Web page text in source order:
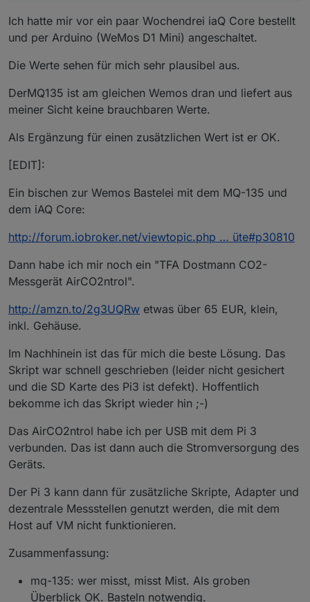
Ich hatte mir vor ein paar Wochendrei iaQ Core bestellt
und per Arduino (WeMos D1 Mini) angeschaltet.
Die Werte sehen für mich sehr plausibel aus.
DerMQ135 ist am gleichen Wemos dran und liefert aus
meiner Sicht keine brauchbaren Werte.
Als Ergänzung für einen zusätzlichen Wert ist er OK.
[EDIT]:
Ein bischen zur Wemos Bastelei mit dem MQ-135 und
dem iAQ Core:
http://forum.iobroker.net/viewtopic.php … üte#p30810
Dann habe ich mir noch ein "TFA Dostmann CO2-
Messgerät AirCO2ntrol".
http://amzn.to/2g3UQRw etwas über 65 EUR, klein,
inkl. Gehäuse.
Im Nachhinein ist das für mich die beste Lösung. Das
Skript war schnell geschrieben (leider nicht gesichert
und die SD Karte des Pi3 ist defekt). Hoffentlich
bekomme ich das Skript wieder hin ;-)
Das AirCO2ntrol habe ich per USB mit dem Pi 3
verbunden. Das ist dann auch die Stromversorgung des
Geräts.
Der Pi 3 kann dann für zusätzliche Skripte, Adapter und
dezentrale Messstellen genutzt werden, die mit dem
Host auf VM nicht funktionieren.
Zusammenfassung:
mq-135: wer misst, misst Mist. Als groben
Überblick OK. Basteln notwendig.